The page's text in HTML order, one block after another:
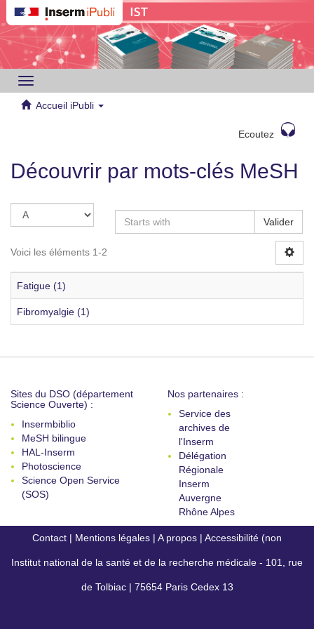
Toggle
navigation
Accueil iPubli
Ecoutez
Découvrir par mots-clés MeSH
Valider
Voici les éléments 1-2
Fatigue (1)
Fibromyalgie (1)
Sites du DSO (département
Science Ouverte) :
Insermbiblio
MeSH bilingue
HAL-Inserm
Photoscience
Science Open Service
(SOS)
Nos partenaires :
Service des
archives de
l'Inserm
Délégation
Régionale
Inserm
Auvergne
Rhône Alpes
Contact | Mentions légales | A propos | Accessibilité (non
conforme)
Institut national de la santé et de la recherche médicale - 101, rue
de Tolbiac | 75654 Paris Cedex 13